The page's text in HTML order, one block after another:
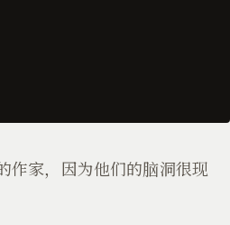
作家，因为他们的脑洞很现